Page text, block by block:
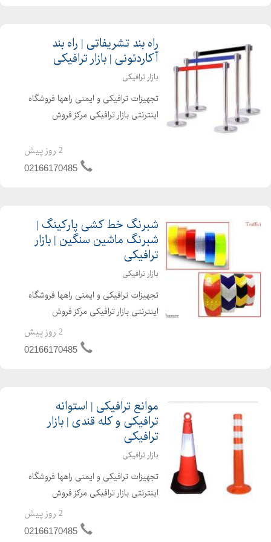
راه بند تشریفاتی | راه بند
آکاردئونی | بازار ترافیکی
بازار ترافیکی
تجهیزات ترافیکی و ایمنی راهها فروشگاه
اینترنتی بازار ترافیکی مرکز فروش
تجهیزات ایمنی راه ها. تجهیزات پارکینگ.
آینه محدب ترافیکی. چراغ راهنمایی و
2 روز پیش
02166170485
شبرنگ خط کشی پارکینگ |
شبرنگ ماشین سنگین | بازار
ترافیکی
بازار ترافیکی
تجهیزات ترافیکی و ایمنی راهها فروشگاه
اینترنتی بازار ترافیکی مرکز فروش
تجهیزات ترافیکی. موانع ترافیکی.
تجهیزات ایمنی راه ها. تجهیزات پارکینگ.
2 روز پیش
02166170485
موانع ترافیکی | استوانه
ترافیکی و کله قندی | بازار
ترافیکی
بازار ترافیکی
تجهیزات ترافیکی و ایمنی راهها فروشگاه
اینترنتی بازار ترافیکی مرکز فروش
تجهیزات ترافیکی. موانع ترافیکی.
تجهیزات ایمنی راه ها. تجهیزات پارکینگ.
2 روز پیش
02166170485